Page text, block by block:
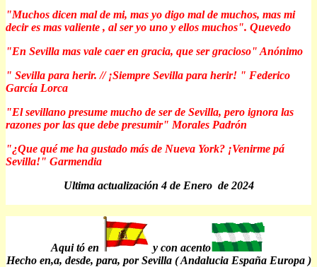
"Muchos dicen mal de mi, mas yo digo mal de muchos, mas mi
decir es mas valiente , al ser yo uno y ellos muchos". Quevedo
"En Sevilla mas vale caer en gracia, que ser gracioso" Anónimo
" Sevilla para herir. // ¡Siempre Sevilla para herir! " Federico
García Lorca
"El sevillano presume mucho de ser de Sevilla, pero ignora las
razones por las que debe presumir" Morales Padrón
"¿Que qué me ha gustado más de Nueva York? ¡Venirme pá
Sevilla!" Garmendia
Ultima actualización 4 de Enero de 2024
Aqui tó en
y con acento
Hecho en,a, desde, para, por Sevilla ( Andalucia España Europa )